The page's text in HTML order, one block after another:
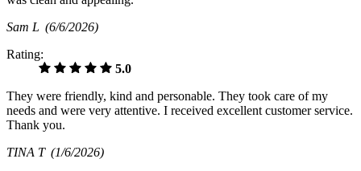
Sam L (6/6/2026)
Rating:
5.0
They were friendly, kind and personable. They took care of my
needs and were very attentive. I received excellent customer service.
Thank you.
TINA T (1/6/2026)